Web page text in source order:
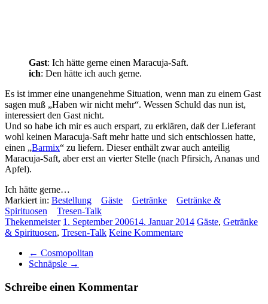
Gast: Ich hätte gerne einen Maracuja-Saft.
ich: Den hätte ich auch gerne.
Es ist immer eine unangenehme Situation, wenn man zu einem Gast
sagen muß „Haben wir nicht mehr“. Wessen Schuld das nun ist,
interessiert den Gast nicht.
Und so habe ich mir es auch erspart, zu erklären, daß der Lieferant
wohl keinen Maracuja-Saft mehr hatte und sich entschlossen hatte,
einen „Barmix“ zu liefern. Dieser enthält zwar auch anteilig
Maracuja-Saft, aber erst an vierter Stelle (nach Pfirsich, Ananas und
Apfel).
Ich hätte gerne…
Markiert in: Bestellung Gäste Getränke
Getränke &
Spirituosen
Tresen-Talk
Thekenmeister 1. September 200614. Januar 2014 Gäste, Getränke
& Spirituosen, Tresen-Talk Keine Kommentare
← Cosmopolitan
Schnäpsle →
Schreibe einen Kommentar